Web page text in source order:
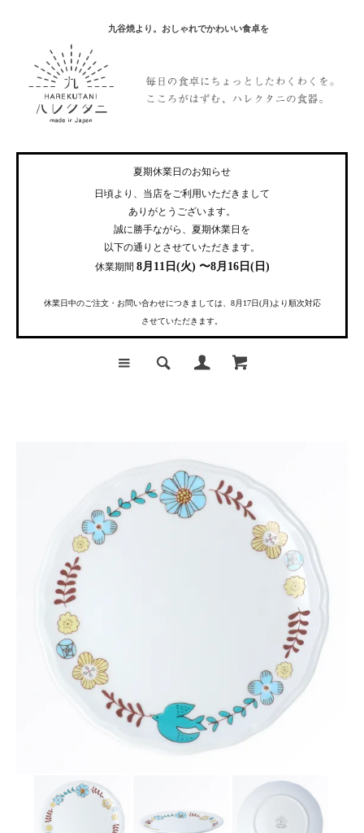
九谷焼より。おしゃれでかわいい食卓を
夏期休業日のお知らせ
日頃より、当店をご利用いただきまして
ありがとうございます。
誠に勝手ながら、夏期休業日を
以下の通りとさせていただきます。
休業期間 8月11日(火) 〜8月16日(日)
休業日中のご注文・お問い合わせにつきましては、8月17日(月)より順次対応
させていただきます。